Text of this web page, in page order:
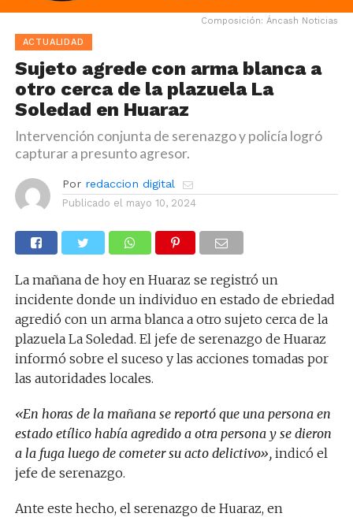
Composición: Áncash Noticias
ACTUALIDAD
Sujeto agrede con arma blanca a
otro cerca de la plazuela La
Soledad en Huaraz
Intervención conjunta de serenazgo y policía logró
capturar a presunto agresor.
Por redaccion digital
Publicado el mayo 10, 2024
La mañana de hoy en Huaraz se registró un
incidente donde un individuo en estado de ebriedad
agredió con un arma blanca a otro sujeto cerca de la
plazuela La Soledad. El jefe de serenazgo de Huaraz
informó sobre el suceso y las acciones tomadas por
las autoridades locales.
«En horas de la mañana se reportó que una persona en
estado etílico había agredido a otra persona y se dieron
a la fuga luego de cometer su acto delictivo», indicó el
jefe de serenazgo.
Ante este hecho, el serenazgo de Huaraz, en